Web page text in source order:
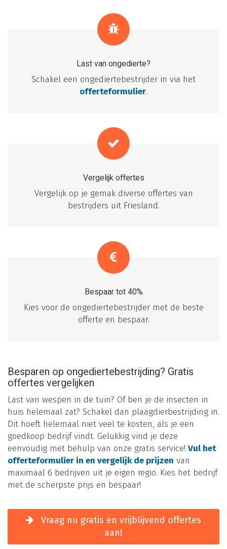
Last van ongedierte?
Schakel een ongediertebestrijder in via het
offerteformulier.
Vergelijk offertes
Vergelijk op je gemak diverse offertes van
bestrijders uit Friesland.
Bespaar tot 40%
Kies voor de ongediertebestrijder met de beste
offerte en bespaar.
Besparen op ongediertebestrijding? Gratis
offertes vergelijken
Last van wespen in de tuin? Of ben je de insecten in
huis helemaal zat? Schakel dan plaagdierbestrijding in.
Dit hoeft helemaal niet veel te kosten, als je een
goedkoop bedrijf vindt. Gelukkig vind je deze
eenvoudig met behulp van onze gratis service! Vul het
offerteformulier in en vergelijk de prijzen van
maximaal 6 bedrijven uit je eigen regio. Kies het bedrijf
met de scherpste prijs en bespaar!
Vraag nu gratis en vrijblijvend offertes
aan!